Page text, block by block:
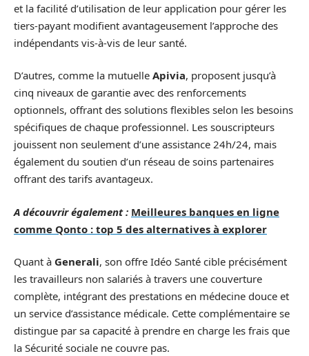
et la facilité d’utilisation de leur application pour gérer les
tiers-payant modifient avantageusement l’approche des
indépendants vis-à-vis de leur santé.
D’autres, comme la mutuelle Apivia, proposent jusqu’à
cinq niveaux de garantie avec des renforcements
optionnels, offrant des solutions flexibles selon les besoins
spécifiques de chaque professionnel. Les souscripteurs
jouissent non seulement d’une assistance 24h/24, mais
également du soutien d’un réseau de soins partenaires
offrant des tarifs avantageux.
A découvrir également : Meilleures banques en ligne
comme Qonto : top 5 des alternatives à explorer
Quant à Generali, son offre Idéo Santé cible précisément
les travailleurs non salariés à travers une couverture
complète, intégrant des prestations en médecine douce et
un service d’assistance médicale. Cette complémentaire se
distingue par sa capacité à prendre en charge les frais que
la Sécurité sociale ne couvre pas.